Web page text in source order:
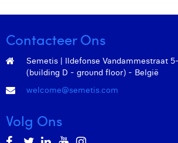
Contacteer Ons
Semetis | Ildefonse Vandammestraat
(building D - ground floor) - België
welcome@semetis.com
Volg Ons